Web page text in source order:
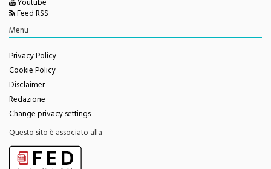
Twitter
Facebook
Youtube
Feed RSS
Menu
Privacy Policy
Cookie Policy
Disclaimer
Redazione
Change privacy settings
Questo sito è associato alla